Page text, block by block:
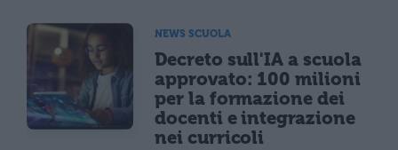
NEWS SCUOLA
Decreto sull'IA a scuola
approvato: 100 milioni
per la formazione dei
docenti e integrazione
nei curricoli